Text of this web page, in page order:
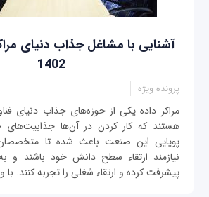
آشنایی با مشاغل جذاب دنیای
1402
پرونده ویژه
مراکز داده یکی از حوزه‌های جذاب دنیای
هستند که کار کردن در آن‌ها
پویایی این صنعت باعث شده تا
نیازمند ارتقاء سطح دانش خود باشند و
پیشرفت کرده و ارتقاء شغلی را تجربه کنند. با